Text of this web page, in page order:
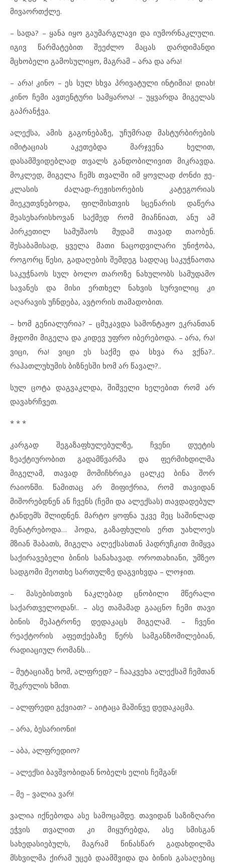
მივაორთქლე.
– სადა? – ყანა იყო გაუმარგლავი და იუმორნაკლული.
იგივ წარმატებით შეეძლო მაცას დარდიმანდი
მცხობელი გამოსულიყო, მაგრამ – არა და არა!
– არა! კინო – ეს სულ სხვა პრივატული ინტიმია! დიახ!
კინო ჩემი ავთენტური სამყაროა! – უყვარდა მიგელას
გაპრანჭვა.
ალექსა, ამის გაგონებაზე, უჩუმრად მასტურბირების
იმიტაციას აკეთებდა მარჯვენა ხელით,
დასამშვიდებლად თვალს განდობილივით მიკრავდა.
მოკლედ, მიგელა ჩემს თვალში იმ ყოვლად ძონძი ჟე-
კლასის ძალად-რეჟისორების კატეგორიას
მიეკუთვნებოდა, ფილმისთვის სცენარის დაწერა
მეასეხარისხოვან საქმედ რომ მიაჩნიათ, ანუ ამ
პირკეთილ სამუშაოს მუდამ თავად თაობენ.
შესაბამისად, ყველა მათი ნაცოდვილარი უნიჭობა,
როგორც წესი, გადაღების შემდეგ სადღაც საკუჭნაოთა
საკუჭნაოს სულ ბოლო თაროზე ნახულობს სამუდამო
სავანეს და მისი ერთხელ ნახვის სურვილიც კი
აღარავის უჩნდება, ავტორის თამადობით.
– ხომ გენიალურია? – ცმუკავდა სამონტაჟო ეკრანთან
მჯდომი მიგელა და კიდევ უფრო იბერებოდა. – არა, რა!
ვიცი, რა! ვიცი ეს საქმე და სხვა რა ვქნა?..
რაჰათლუხუმის ბიზნესში ხომ არ წავალ?..
სულ ცოტა დაგვაკლდა, შიშველი ხელებით რომ არ
დავახრჩვეთ.
* * *
კარგად შეგაზაფხულებულზე, ჩვენი დუეტის
ზეაქტიურობით გადამწვარმა და ფერმიხდილმა
მიგელამ, თავად მომიჩხრიკა ცალკე ბინა შორ
რაიონში. წამითაც არ მიფიქრია, რომ თავიდან
მიშორებდნენ ან ჩვენს (ჩემი და ალექსას) თავდადებულ
ტანდემს შლიდნენ. მარტო ყოფნა უკვე მეც საშინლად
მენატრებოდა… ჰოდა, გაზაფხულის ერთ უახლოეს
მზიან შაბათს, მიგელა ალექსასთან პადრუჩკით მიმყვა
საქირავებელი ბინის სანახავად. ოროთახიანი, უმზეო
სადგომი მეოთხე სართულზე დაგვიხვდა – ლოჯით.
– მასებისთვის ნაკლებად ცნობილი მწერალი
საქართველოდან!.. – ასე თამამად გააცნო ჩემი თავი
ბინის მეპატრონე დედაკაცს მიგელამ. – ჩვენი
რეაქტორის აფეთქებაზე წერს სამგანზომილებიან,
რადიაციულ რომანს…
– მუტაციაზე ხომ, ალფრედ? – ჩააკვეხა ალექსამ ჩემთან
შეკრულის ხმით.
– ალფრედი გქვიათ? – აიტაცა მაშინვე დედაკაცმა.
– არა, ბესარიონი!
– აბა, ალფრედიო?
– ალექსი ბავშვობიდან ნობელს ელის ჩემგან!
– მე – ვალია ვარ!
ვალია იქნებოდა ასე სამოცამდე. თავიდან საზიზღარი
ეჭვის თვალით კი მიყურებდა, ასე სმისგან
სახედასიებულს, მაგრამ წინასწარ გადახდილმა
მსხვილმა ქირამ უცებ დაამშვიდა და ბინის გასაღებიც